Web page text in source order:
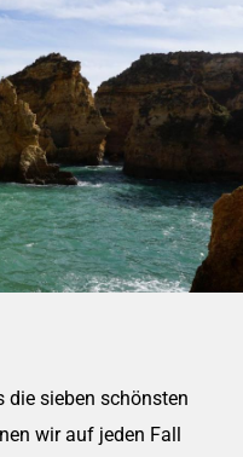
sieben schönsten
wir auf jeden Fall